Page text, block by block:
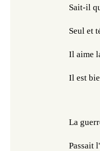
Sait-il
Seul et
Il aime
Il est
La
Passait